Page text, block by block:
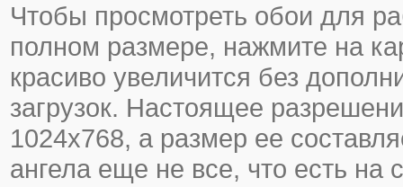
Чтобы просмотреть обои для
полном размере, нажмите на
красиво увеличится без
загрузок. Настоящее
1024х768, а размер ее
ангела еще не все, что есть на